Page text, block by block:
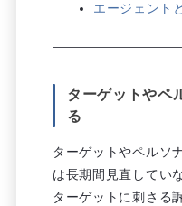
エージェント
ターゲットやペ
る
ターゲットやペルソ
は長期間見直してい
ターゲットに刺さる